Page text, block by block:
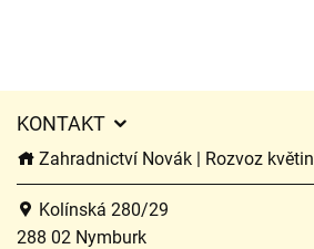
KONTAKT
Zahradnictví Novák | Rozvoz květin
Kolínská 280/29
288 02 Nymburk